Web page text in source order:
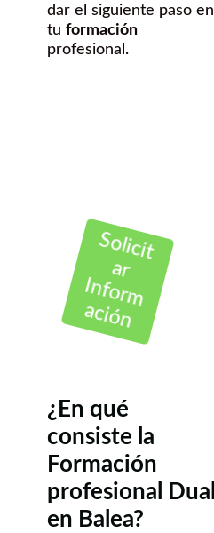
dar el siguiente paso en
tu formación
profesional.
Solicit
ar
Inform
ación
¿En qué
consiste la
Formación
profesional Dual
en Balea?